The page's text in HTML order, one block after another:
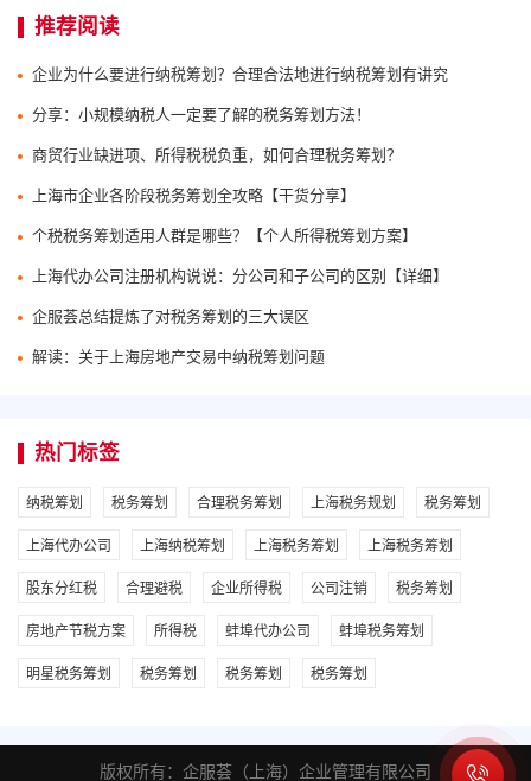
推荐阅读
企业为什么要进行纳税筹划？合理合法地进行纳税筹划有讲究
分享：小规模纳税人一定要了解的税务筹划方法！
商贸行业缺进项、所得税税负重，如何合理税务筹划？
上海市企业各阶段税务筹划全攻略【干货分享】
个税税务筹划适用人群是哪些？【个人所得税筹划方案】
上海代办公司注册机构说说：分公司和子公司的区别【详细】
企服荟总结提炼了对税务筹划的三大误区
解读：关于上海房地产交易中纳税筹划问题
热门标签
纳税筹划 税务筹划 合理税务筹划 上海税务规划 税务筹划
上海代办公司 上海纳税筹划 上海税务筹划 上海税务筹划
股东分红税 合理避税 企业所得税 公司注销 税务筹划
房地产节税方案 所得税 蚌埠代办公司 蚌埠税务筹划
明星税务筹划 税务筹划 税务筹划 税务筹划
版权所有：企服荟（上海）企业管理有限公司